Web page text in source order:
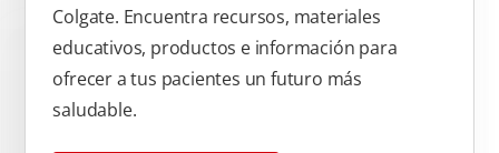
Colgate. Encuentra recursos, materiales
educativos, productos e información para
ofrecer a tus pacientes un futuro más
saludable.